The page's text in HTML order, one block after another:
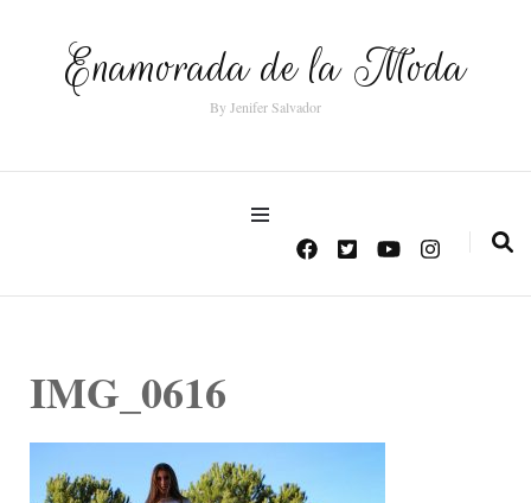
Enamorada de la Moda
By Jenifer Salvador
IMG_0616